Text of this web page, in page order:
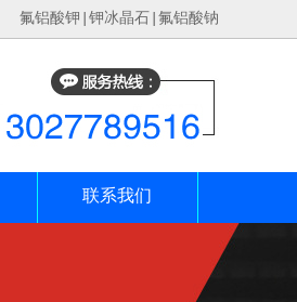
氟铝酸钾 钾冰晶石 氟铝酸钠
联系我们